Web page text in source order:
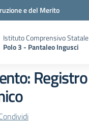
e del Merito
Istituto Comprensivo Statale
Polo 3 - Pantaleo Ingusci
Registro